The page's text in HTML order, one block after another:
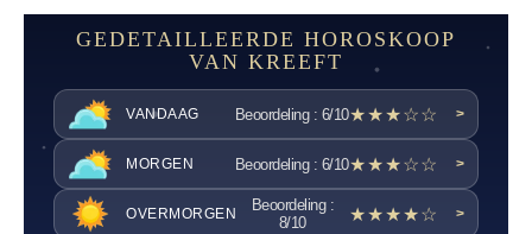
GEDETAILLEERDE HOROSKOOP
VAN KREEFT
VANDAAG Beoordeling : 6/10★★★☆☆ >
MORGEN Beoordeling : 6/10★★★☆☆ >
OVERMORGEN
Beoordeling :
8/10
★★★★☆ >